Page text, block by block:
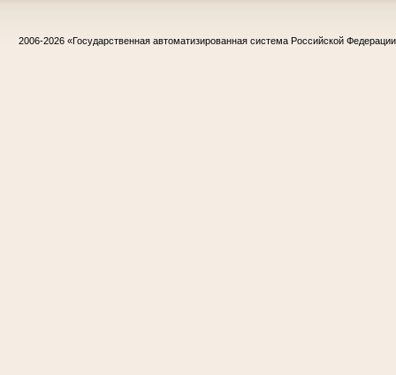
2006-2026 «Государственная автоматизированная система Российской